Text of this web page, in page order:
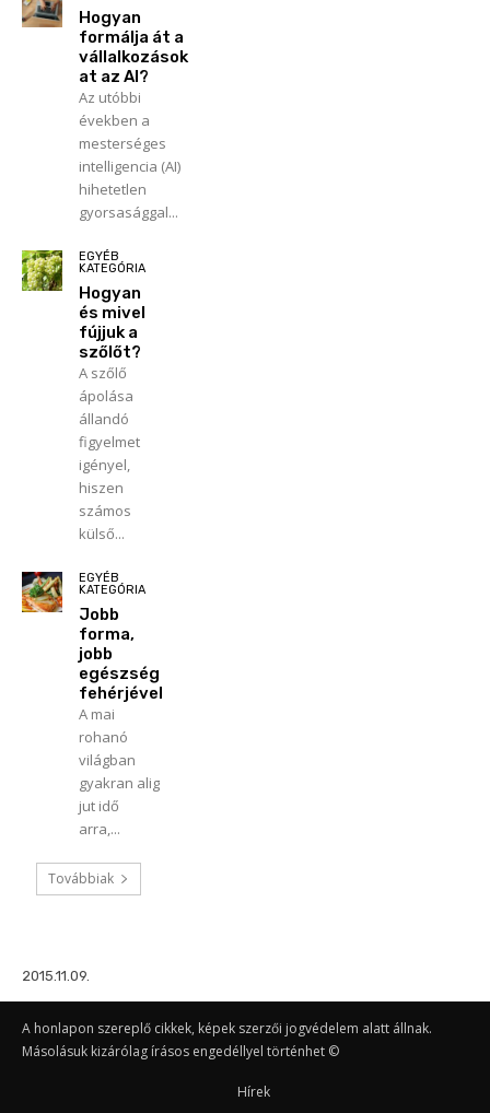
Hogyan
formálja át a
vállalkozások
at az AI?
Az utóbbi
években a
mesterséges
intelligencia (AI)
hihetetlen
gyorsasággal...
EGYÉB
KATEGÓRIA
Hogyan
és mivel
fújjuk a
szőlőt?
A szőlő
ápolása
állandó
figyelmet
igényel,
hiszen
számos
külső...
EGYÉB
KATEGÓRIA
Jobb
forma,
jobb
egészség
fehérjével
A mai
rohanó
világban
gyakran alig
jut idő
arra,...
Továbbiak
2015.11.09.
A honlapon szereplő cikkek, képek szerzői jogvédelem alatt állnak.
Másolásuk kizárólag írásos engedéllyel történhet ©
Hírek